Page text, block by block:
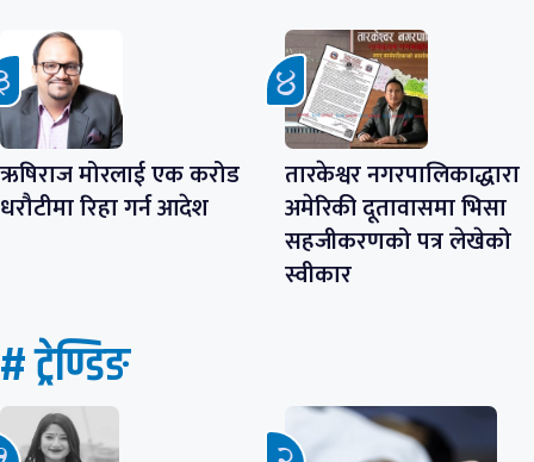
ऋषिराज मोरलाई एक करोड
धरौटीमा रिहा गर्न आदेश
तारकेश्वर नगरपालिकाद्धारा
अमेरिकी दूतावासमा भिसा
सहजीकरणको पत्र लेखेको
स्वीकार
# ट्रेण्डिङ